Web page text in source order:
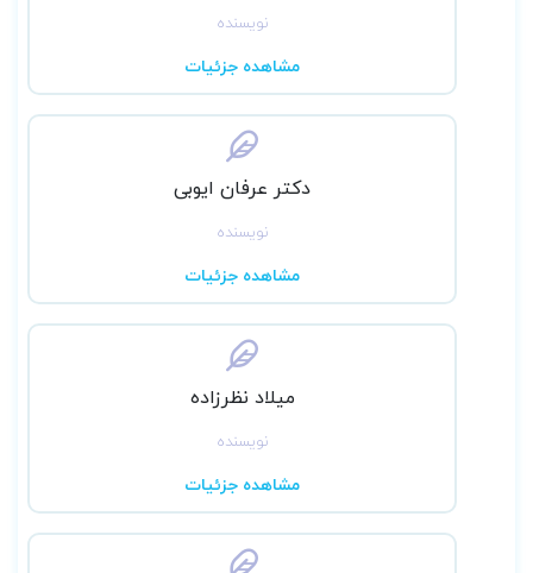
نویسنده
مشاهده جزئیات
دکتر عرفان ایوبی
نویسنده
مشاهده جزئیات
میلاد نظرزاده
نویسنده
مشاهده جزئیات